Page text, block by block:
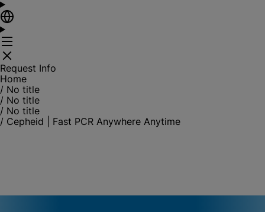
Request Info
Home
/ No title
/ No title
/ No title
/ Cepheid | Fast PCR Anywhere Anytime